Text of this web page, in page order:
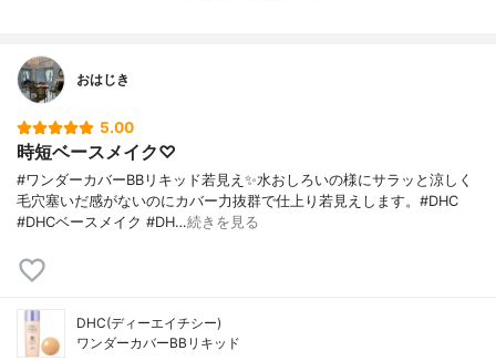
ステアルジモニウムヘクトライト、イソス
テアリルグリセリル、ステアロイルグルタ
ミン酸2Na、硫酸Mg、トコフェロール、フ
おはじき
5.00
時短ベースメイク♡
#ワンダーカバーBBリキッド若見え✨水おしろいの様にサラッと涼しく
毛穴塞いだ感がないのにカバー力抜群で仕上り若見えします。#DHC
#DHCベースメイク #DH…続きを見る
DHC(ディーエイチシー)
ワンダーカバーBBリキッド